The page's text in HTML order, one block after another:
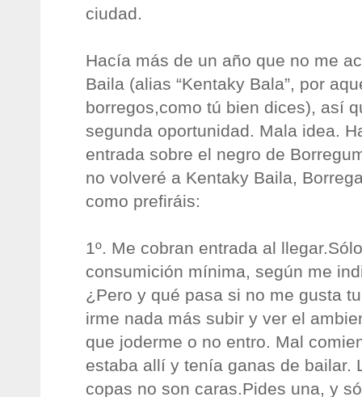
ciudad.
Hacía más de un año que no me
Baila (alias “Kentaky Bala”, por
borregos,como tú bien dices), así
segunda oportunidad. Mala idea.
entrada sobre el negro de
no volveré a Kentaky Baila,
como prefiráis:
1º. Me cobran entrada al
consumición mínima, según me
¿Pero y qué pasa si no me gusta
irme nada más subir y ver el
que joderme o no entro. Mal
estaba allí y tenía ganas de bailar.
copas no son caras.Pides una, y